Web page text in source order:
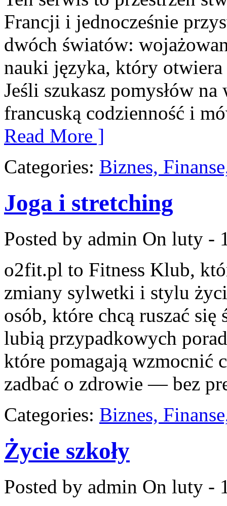
Francji i jednocześnie
dwóch światów:
nauki języka, który
Jeśli szukasz pomysłów
francuską codzienność i
Read More ]
Categories: Biznes,
Joga i stretching
Posted by admin On luty -
o2fit.pl to Fitness Klub,
zmiany sylwetki i stylu
osób, które chcą ruszać
lubią przypadkowych
które pomagają wzmocnić
zadbać o zdrowie — bez
Categories: Biznes,
Życie szkoły
Posted by admin On luty -